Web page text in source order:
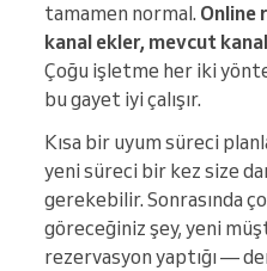
tamamen normal. Online
kanal ekler, mevcut
Çoğu işletme her iki
bu gayet iyi çalışır.
Kısa bir uyum süreci
yeni süreci bir kez size
gerekebilir. Sonrasında
göreceğiniz şey, yeni
rezervasyon yaptığı —